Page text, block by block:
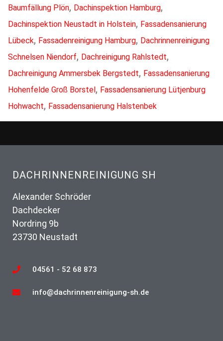
Baumfällung Plön, Dachinspektion Hamburg,
Dachinspektion Neustadt in Holstein, Fassadensanierung
Lübeck, Fassadenreinigung Hamburg, Dachrinnenreinigung
Schnelsen Niendorf, Dachreinigung Rahlstedt,
Dachreinigung Ammersbek Bergstedt, Fassadensanierung
Hohenfelde Groß Borstel, Fassadensanierung Lütjenburg
Hohwacht, Fassadensanierung Halstenbek
DACHRINNENREINIGUNG SH
Alexander Schröder
Dachdecker
Nordring 9b
23730 Neustadt
04561 - 52 68 873
info@dachrinnenreinigung-sh.de